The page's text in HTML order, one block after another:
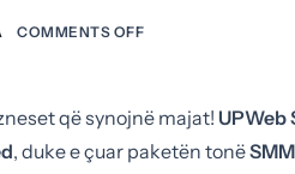
COMMENTS OFF
që synojnë majat! UPWeb
, duke e çuar paketën tonë